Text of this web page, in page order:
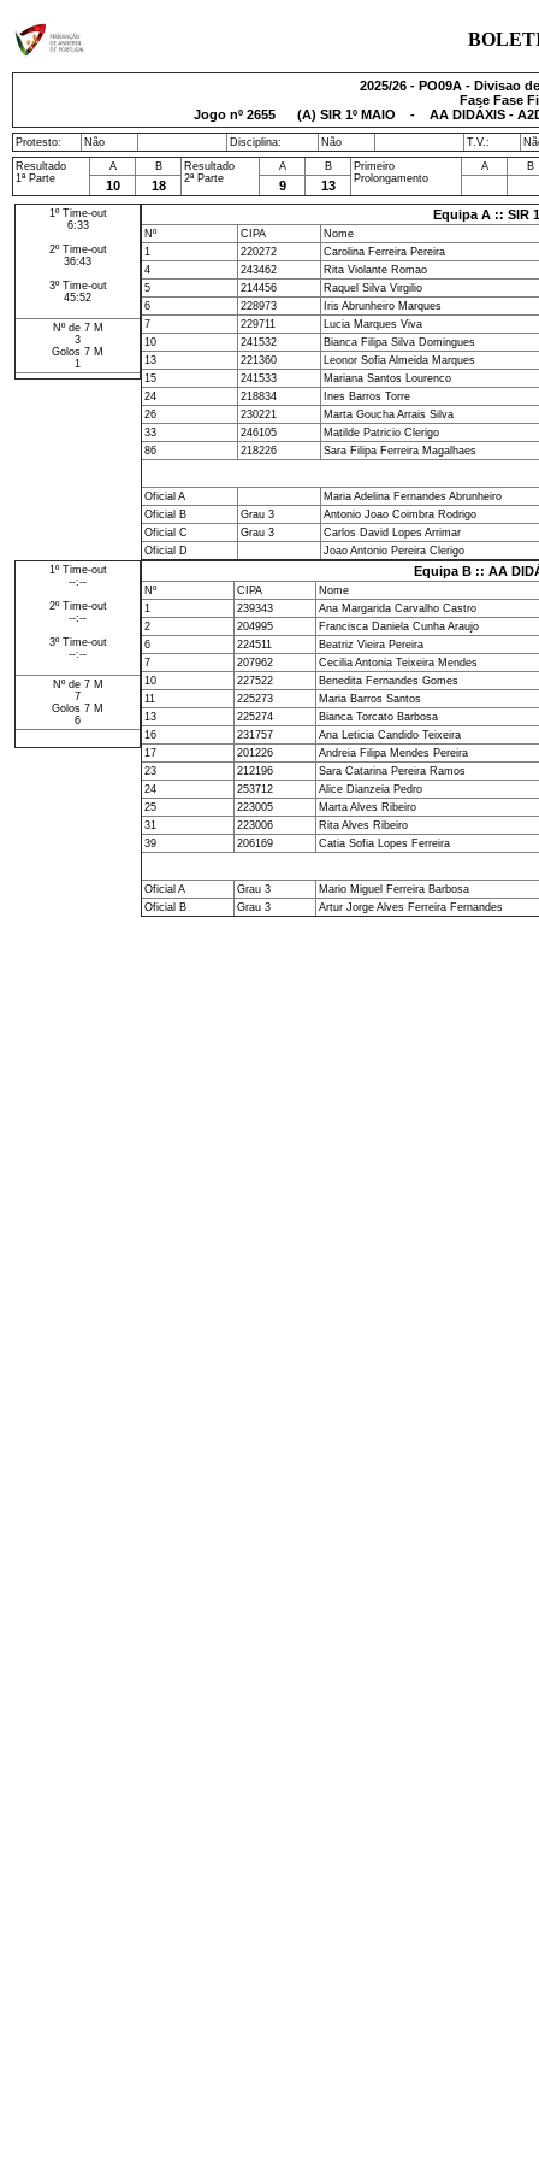
2025/26 - PO09A - Divisao
Fase Fase
Jogo nº 2655 (A) SIR 1º MAIO - AA DIDÁXIS -
Protesto: Não Disciplina: Não T.V.:
Resultado
1ª Parte
A B
Resultado
2ª Parte
A B
Primeiro
Prolongamento
A B
10 18 9 13
1º Time-out
6:33
2º Time-out
36:43
3º Time-out
45:52
Nº de 7 M
3
Golos 7 M
1
Equipa A :: SIR
Nº CIPA
Nome
1
220272
Carolina Ferreira Pereira
4
243462
Rita Violante Romao
5
214456
Raquel Silva Virgilio
6
228973
Iris Abrunheiro Marques
7
229711
Lucia Marques Viva
10
241532
Bianca Filipa Silva Domingues
13
221360
Leonor Sofia Almeida Marques
15
241533
Mariana Santos Lourenco
24
218834
Ines Barros Torre
26
230221
Marta Goucha Arrais Silva
33
246105
Matilde Patricio Clerigo
86
218226 Sara Filipa Ferreira Magalhaes
Oficial A
Maria Adelina Fernandes Abrunheiro
Oficial B
Grau 3
Antonio Joao Coimbra Rodrigo
Oficial C
Grau 3
Carlos David Lopes Arrimar
Oficial D
Joao Antonio Pereira Clerigo
1º Time-out
--:--
2º Time-out
--:--
3º Time-out
--:--
Nº de 7 M
7
Golos 7 M
6
Equipa B :: AA
Nº CIPA
Nome
1
239343
Ana Margarida Carvalho Castro
2
204995
Francisca Daniela Cunha Araujo
6
224511
Beatriz Vieira Pereira
7
207962
Cecilia Antonia Teixeira Mendes
10
227522
Benedita Fernandes Gomes
11
225273
Maria Barros Santos
13
225274
Bianca Torcato Barbosa
16
231757
Ana Leticia Candido Teixeira
17
201226
Andreia Filipa Mendes Pereira
23
212196
Sara Catarina Pereira Ramos
24
253712
Alice Dianzeia Pedro
25
223005
Marta Alves Ribeiro
31
223006
Rita Alves Ribeiro
39
206169 Catia Sofia Lopes Ferreira
Oficial A Grau 3
Mario Miguel Ferreira Barbosa
Oficial B
Grau 3 Artur Jorge Alves Ferreira Fernandes